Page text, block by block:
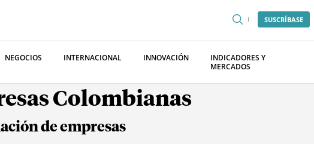
SUSCRÍBASE
NEGOCIOS INTERNACIONAL INNOVACIÓN
INDICADORES Y
MERCADOS
Colombianas
de empresas